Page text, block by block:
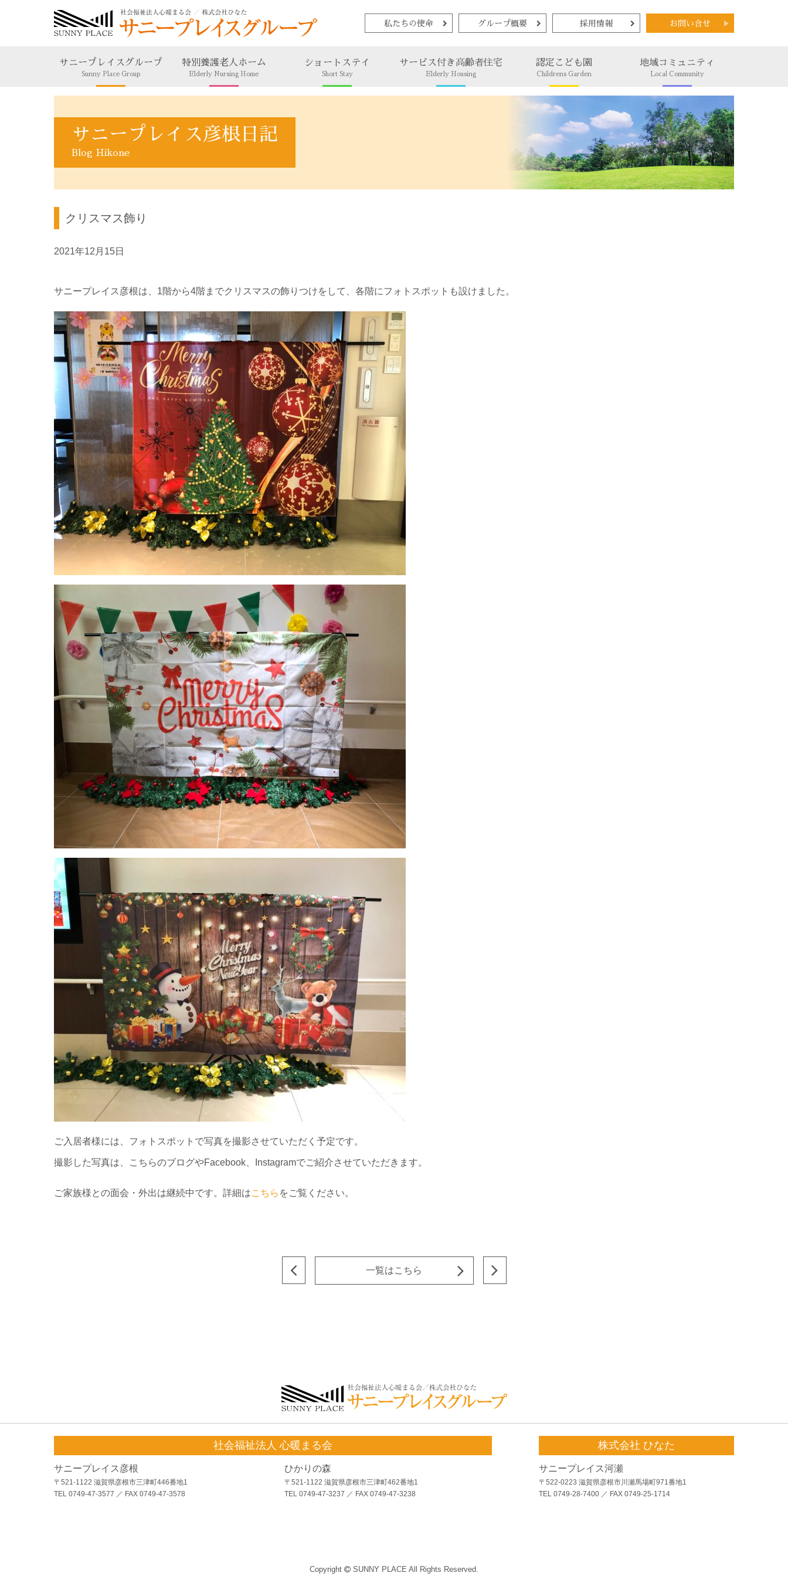
私たちの使命 グループ概要 採用情報 お問い合せ
サニープレイスグループ
Sunny Place Group
特別養護老人ホーム
Elderly Nursing Home
ショートステイ
Short Stay
サービス付き高齢者住宅
Elderly Housing
認定こども園
Childrens Garden
地域コミュニティ
Local Community
サニープレイス彦根日記
Blog Hikone
クリスマス飾り
2021年12月15日
サニープレイス彦根は、1階から4階までクリスマスの飾りつけをして、各階にフォトスポットも設けました。
ご入居者様には、フォトスポットで写真を撮影させていただく予定です。
撮影した写真は、こちらのブログやFacebook、Instagramでご紹介させていただきます。
ご家族様との面会・外出は継続中です。詳細はこちら をご覧ください。
一覧はこちら
社会福祉法人 心暖まる会
サニープレイス彦根
〒521-1122 滋賀県彦根市三津町446番地1
TEL 0749-47-3577 ／ FAX 0749-47-3578
ひかりの森
〒521-1122 滋賀県彦根市三津町462番地1
TEL 0749-47-3237 ／ FAX 0749-47-3238
株式会社 ひなた
サニープレイス河瀬
〒522-0223 滋賀県彦根市川瀬馬場町971番地1
TEL 0749-28-7400 ／ FAX 0749-25-1714
Copyright SUNNY PLACE All Rights Reserved.